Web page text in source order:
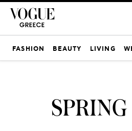
FASHION BEAUTY LIVING